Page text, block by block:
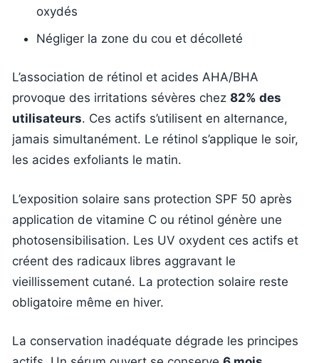
oxydés
Négliger la zone du cou et décolleté
L’association de rétinol et acides AHA/BHA
provoque des irritations sévères chez 82% des
utilisateurs. Ces actifs s’utilisent en alternance,
jamais simultanément. Le rétinol s’applique le soir,
les acides exfoliants le matin.
L’exposition solaire sans protection SPF 50 après
application de vitamine C ou rétinol génère une
photosensibilisation. Les UV oxydent ces actifs et
créent des radicaux libres aggravant le
vieillissement cutané. La protection solaire reste
obligatoire même en hiver.
La conservation inadéquate dégrade les principes